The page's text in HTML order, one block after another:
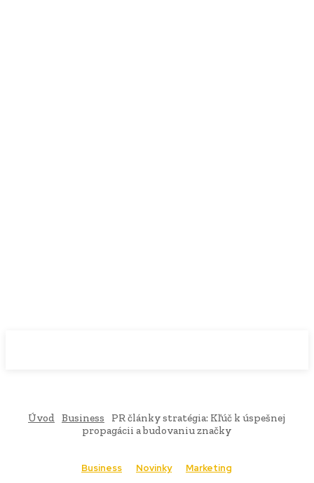
Úvod Business
PR články stratégia: Kľúč k úspešnej
propagácii a budovaniu značky
Business Novinky Marketing